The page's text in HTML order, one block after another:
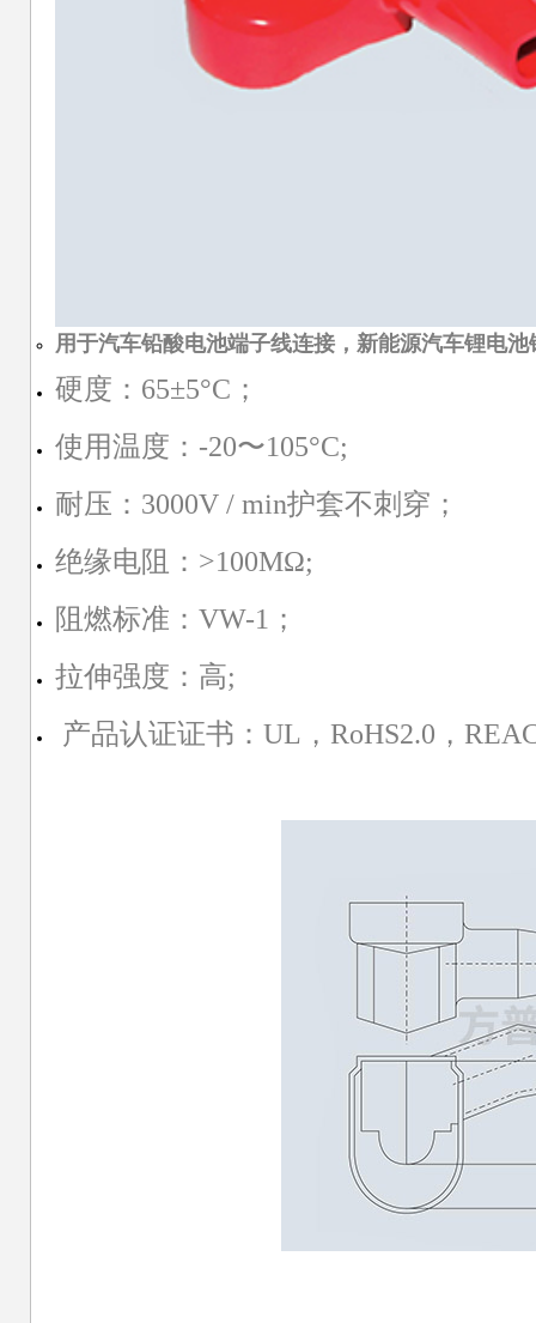
用于汽车铅酸电池端子线连接，新能源汽车锂电
硬度：65±5°C；
使用温度：-20〜105°C;
耐压：3000V / min护套不刺穿；
绝缘电阻：>100MΩ;
阻燃标准：VW-1；
拉伸强度：高;
产品认证证书：UL，RoHS2.0，